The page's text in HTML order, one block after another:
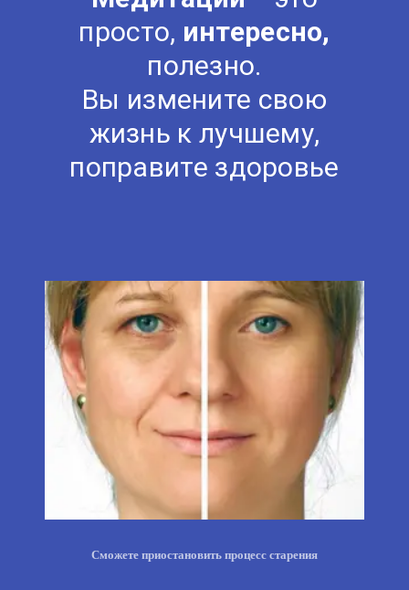
просто, интересно,
полезно.
Вы измените свою
жизнь к лучшему,
поправите здоровье
Сможете приостановить процесс старения